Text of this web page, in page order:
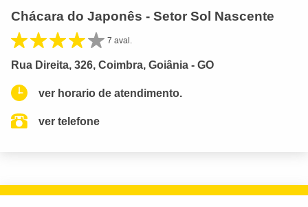
Chácara do Japonês - Setor Sol Nascente
7 aval.
Rua Direita, 326, Coimbra, Goiânia - GO
ver horario de atendimento.
ver telefone